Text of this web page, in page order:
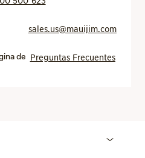
sales.us@mauijim.com
de Preguntas Frecuentes